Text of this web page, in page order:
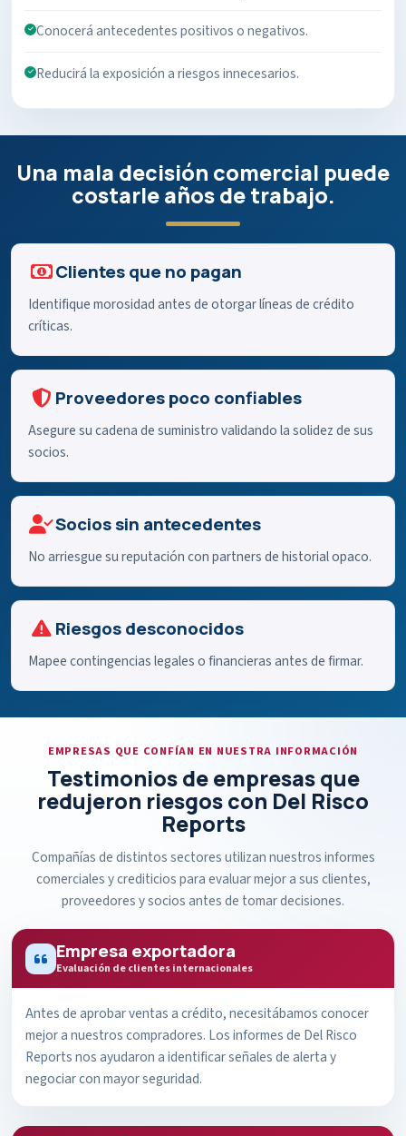
Conocerá antecedentes positivos o negativos.
Reducirá la exposición a riesgos innecesarios.
Una mala decisión comercial puede
costarle años de trabajo.
Clientes que no pagan
Identifique morosidad antes de otorgar líneas de crédito
críticas.
Proveedores poco confiables
Asegure su cadena de suministro validando la solidez de sus
socios.
Socios sin antecedentes
No arriesgue su reputación con partners de historial opaco.
Riesgos desconocidos
Mapee contingencias legales o financieras antes de firmar.
EMPRESAS QUE CONFÍAN EN NUESTRA INFORMACIÓN
Testimonios de empresas que
redujeron riesgos con Del Risco
Reports
Compañías de distintos sectores utilizan nuestros informes
comerciales y crediticios para evaluar mejor a sus clientes,
proveedores y socios antes de tomar decisiones.
Empresa exportadora
Evaluación de clientes internacionales
Antes de aprobar ventas a crédito, necesitábamos conocer
mejor a nuestros compradores. Los informes de Del Risco
Reports nos ayudaron a identificar señales de alerta y
negociar con mayor seguridad.